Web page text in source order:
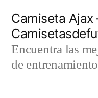
contenido
Camiseta Ajax
Encuentra las
de